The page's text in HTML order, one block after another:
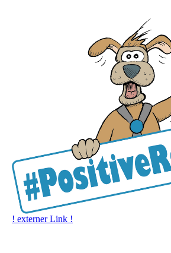
! externer Link !